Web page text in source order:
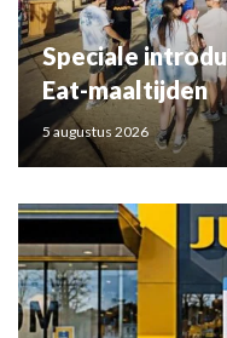
Speciale
Eat-maaltijden
5 augustus 2026